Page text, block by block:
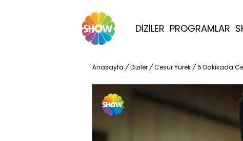
DİZİLER PROGRAMLAR
Anasayfa / Diziler / Cesur Yürek / 5 Dakikada